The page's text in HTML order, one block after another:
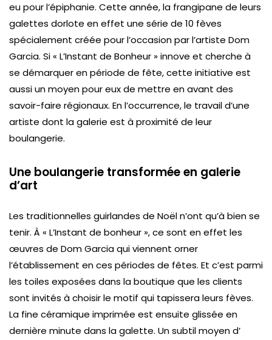
eu pour l’épiphanie. Cette année, la frangipane de leurs
galettes dorlote en effet une série de 10 fèves
spécialement créée pour l’occasion par l’artiste Dom
Garcia. Si « L’Instant de Bonheur » innove et cherche à
se démarquer en période de fête, cette initiative est
aussi un moyen pour eux de mettre en avant des
savoir-faire régionaux. En l’occurrence, le travail d’une
artiste dont la galerie est à proximité de leur
boulangerie.
Une boulangerie transformée en galerie
d’art
Les traditionnelles guirlandes de Noël n’ont qu’à bien se
tenir. À « L’Instant de bonheur », ce sont en effet les
œuvres de Dom Garcia qui viennent orner
l’établissement en ces périodes de fêtes. Et c’est parmi
les toiles exposées dans la boutique que les clients
sont invités à choisir le motif qui tapissera leurs fèves.
La fine céramique imprimée est ensuite glissée en
dernière minute dans la galette. Un subtil moyen d’